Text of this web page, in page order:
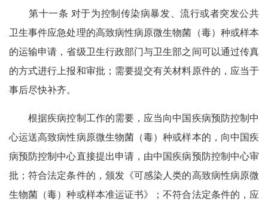
第十一条 对于为控制传染病暴发、流行或者突发公共
卫生事件应急处理的高致病性病原微生物菌（毒）种或样本
的运输申请，省级卫生行政部门与卫生部之间可以通过传真
的方式进行上报和审批；需要提交有关材料原件的，应当于
事后尽快补齐。
根据疾病控制工作的需要，应当向中国疾病预防控制中
心运送高致病性病原微生物菌（毒）种或样本的，向中国疾
病预防控制中心直接提出申请，由中国疾病预防控制中心审
批；符合法定条件的，颁发《可感染人类的高致病性病原微
生物菌（毒）种或样本准运证书》；不符合法定条件的，应